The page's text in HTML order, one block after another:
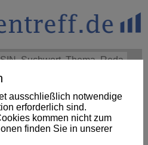
ausschließlich notwendige
erforderlich sind.
kommen nicht zum
finden Sie in unserer
Corp.: First Phosphate
Depositary Receipt (ADR)
FIRST PHOSPHATE Aktie